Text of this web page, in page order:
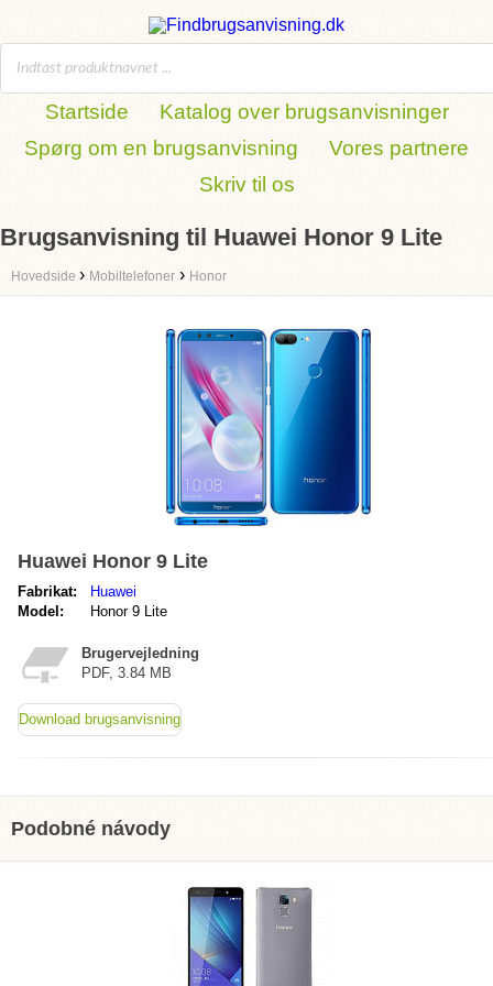
Startside
Katalog over brugsanvisninger
Spørg om en brugsanvisning
Vores partnere
Skriv til os
Brugsanvisning til Huawei Honor 9 Lite
Hovedside › Mobiltelefoner › Honor
Huawei Honor 9 Lite
Fabrikat:
Huawei
Model:
Honor 9 Lite
Brugervejledning
PDF, 3.84 MB
Download brugsanvisning
Podobné návody